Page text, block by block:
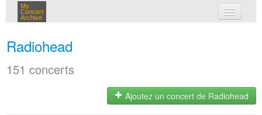
My
Concert
Archive
Radiohead
151 concerts
Ajoutez un concert de Radiohead